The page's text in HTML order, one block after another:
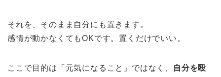
それを、そのまま自分にも置きます。
感情が動かなくてもOKです。置くだけでいい。
ここで目的は「元気になること」ではなく、
自分を殴